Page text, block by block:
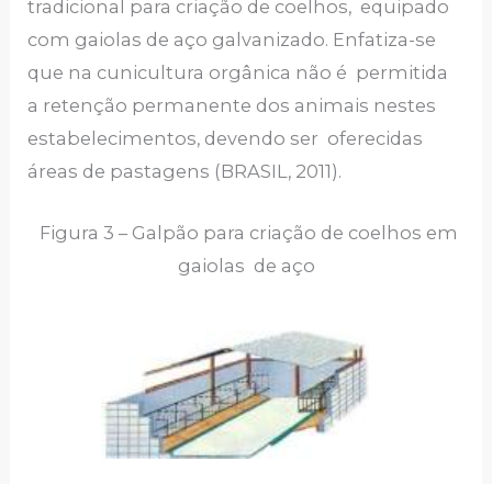
tradicional para criação de coelhos, equipado
com gaiolas de aço galvanizado. Enfatiza-se
que na cunicultura orgânica não é permitida
a retenção permanente dos animais nestes
estabelecimentos, devendo ser oferecidas
áreas de pastagens (BRASIL, 2011).
Figura 3 – Galpão para criação de coelhos em
gaiolas de aço